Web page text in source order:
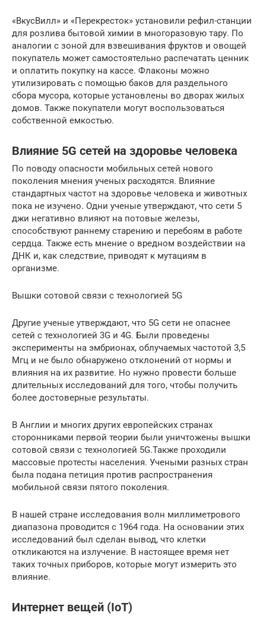
«ВкусВилл» и «Перекресток» установили рефил-станции
для розлива бытовой химии в многоразовую тару. По
аналогии с зоной для взвешивания фруктов и овощей
покупатель может самостоятельно распечатать ценник
и оплатить покупку на кассе. Флаконы можно
утилизировать с помощью баков для раздельного
сбора мусора, которые установлены во дворах жилых
домов. Также покупатели могут воспользоваться
собственной емкостью.
Влияние 5G сетей на здоровье человека
По поводу опасности мобильных сетей нового
поколения мнения ученых расходятся. Влияние
стандартных частот на здоровье человека и животных
пока не изучено. Одни ученые утверждают, что сети 5
джи негативно влияют на потовые железы,
способствуют раннему старению и перебоям в работе
сердца. Также есть мнение о вредном воздействии на
ДНК и, как следствие, приводят к мутациям в
организме.
Вышки сотовой связи с технологией 5G
Другие ученые утверждают, что 5G сети не опаснее
сетей с технологией 3G и 4G. Были проведены
эксперименты на эмбрионах, облучаемых частотой 3,5
Мгц и не было обнаружено отклонений от нормы и
влияния на их развитие. Но нужно провести больше
длительных исследований для того, чтобы получить
более достоверные результаты.
В Англии и многих других европейских странах
сторонниками первой теории были уничтожены вышки
сотовой связи с технологией 5G.Также проходили
массовые протесты населения. Учеными разных стран
была подана петиция против распространения
мобильной связи пятого поколения.
В нашей стране исследования волн миллиметрового
диапазона проводится с 1964 года. На основании этих
исследований был сделан вывод, что клетки
откликаются на излучение. В настоящее время нет
таких точных приборов, которые могут измерить это
влияние.
Интернет вещей (IoT)